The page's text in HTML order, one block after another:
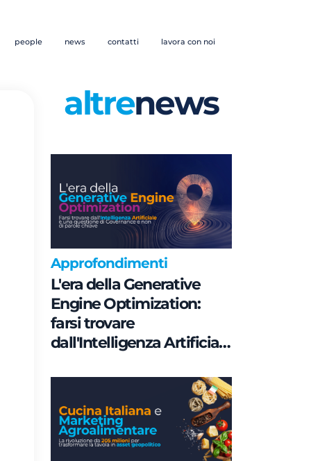
people news contatti lavora con noi
altrenews
Approfondimenti
L'era della Generative
Engine Optimization:
farsi trovare
dall'Intelligenza Artificiale
Governance e non di
parole chiave